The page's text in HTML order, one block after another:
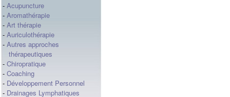
- Acupuncture
- Aromathérapie
- Art thérapie
- Auriculothérapie
- Autres approches
thérapeutiques
- Chiropratique
- Coaching
- Développement Personnel
- Drainages Lymphatiques